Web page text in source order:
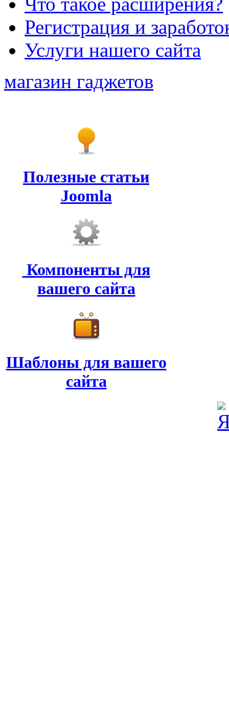
Регистрация и
Услуги нашего сайта
магазин гаджетов
Полезные статьи
Joomla
Компоненты для
вашего сайта
Шаблоны для вашего
сайта